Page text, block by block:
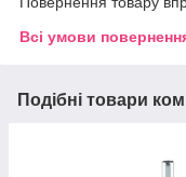
Всі умови
Подібні товари